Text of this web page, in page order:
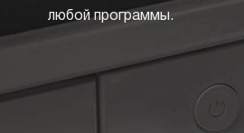
любой программы.